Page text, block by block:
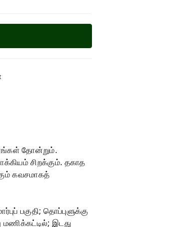
தோன்றும்.
சிறக்கும். தகாத
கவசமாகத்
பகுதி; தொப்புளுக்கு
இடது